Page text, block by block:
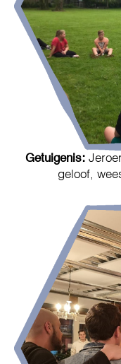
Getuigenis:
geloof,